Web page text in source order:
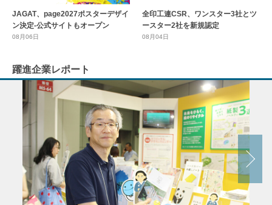
JAGAT、page2027ポスターデザイ
ン決定-公式サイトもオープン
08月06日
全印工連CSR、ワンスター3社とツ
ースター2社を新規認定
08月04日
躍進企業レポート